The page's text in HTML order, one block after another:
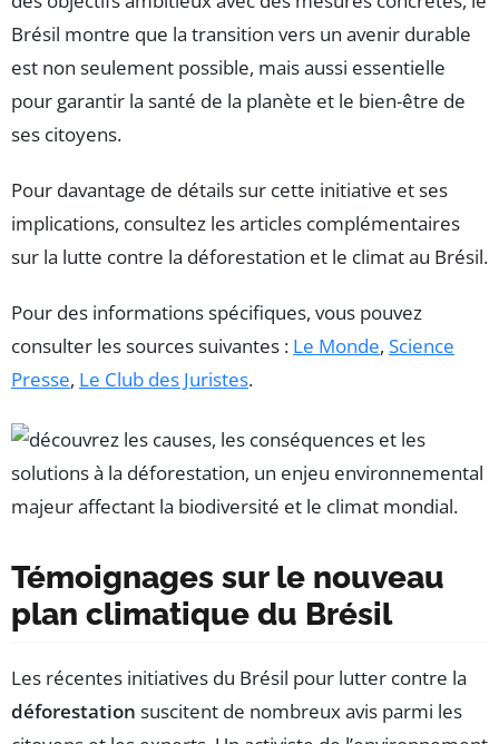
Brésil montre que la transition vers un avenir durable
est non seulement possible, mais aussi essentielle
pour garantir la santé de la planète et le bien-être de
ses citoyens.
Pour davantage de détails sur cette initiative et ses
implications, consultez les articles complémentaires
sur la lutte contre la déforestation et le climat au Brésil.
Pour des informations spécifiques, vous pouvez
consulter les sources suivantes : Le Monde, Science
Presse, Le Club des Juristes.
Témoignages sur le nouveau
plan climatique du Brésil
Les récentes initiatives du Brésil pour lutter contre la
déforestation suscitent de nombreux avis parmi les